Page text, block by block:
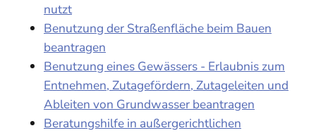
nutzt
Benutzung der Straßenfläche beim Bauen
beantragen
Benutzung eines Gewässers - Erlaubnis zum
Entnehmen, Zutagefördern, Zutageleiten und
Ableiten von Grundwasser beantragen
Beratungshilfe in außergerichtlichen